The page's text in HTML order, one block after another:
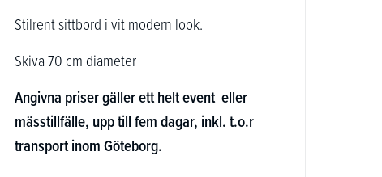
Stilrent sittbord i vit modern look.
Skiva 70 cm diameter
Angivna priser gäller ett helt event eller
mässtillfälle, upp till fem dagar, inkl. t.o.r
transport inom Göteborg.